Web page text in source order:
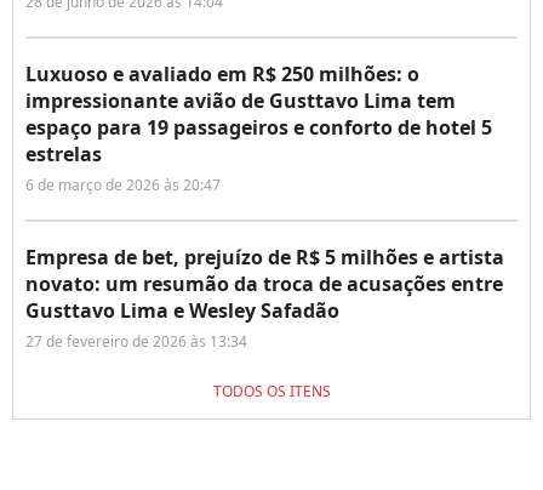
Luxuoso e avaliado em R$ 250 milhões: o
impressionante avião de Gusttavo Lima tem
espaço para 19 passageiros e conforto de hotel 5
estrelas
6 de março de 2026 às 20:47
Empresa de bet, prejuízo de R$ 5 milhões e artista
novato: um resumão da troca de acusações entre
Gusttavo Lima e Wesley Safadão
27 de fevereiro de 2026 às 13:34
TODOS OS ITENS